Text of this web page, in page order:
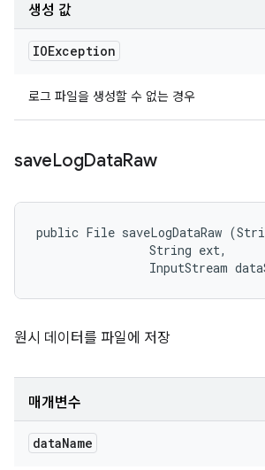
생성 값
IOException
로그 파일을 생성할 수 없는 경우
saveLogDataRaw
public File saveLogDataRaw
                String ext,
InputStream
원시 데이터를 파일에 저장
매개변수
dataName